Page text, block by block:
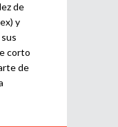
de
y
corto
de